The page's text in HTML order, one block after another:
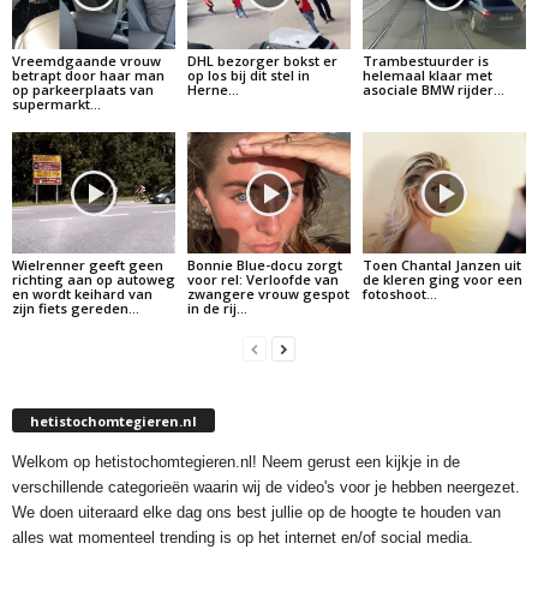
Vreemdgaande vrouw
betrapt door haar man
op parkeerplaats van
supermarkt…
DHL bezorger bokst er
op los bij dit stel in
Herne…
Trambestuurder is
helemaal klaar met
asociale BMW rijder…
Wielrenner geeft geen
richting aan op autoweg
en wordt keihard van
zijn fiets gereden…
Bonnie Blue-docu zorgt
voor rel: Verloofde van
zwangere vrouw gespot
in de rij…
Toen Chantal Janzen uit
de kleren ging voor een
fotoshoot…
hetistochomtegieren.nl
Welkom op hetistochomtegieren.nl! Neem gerust een kijkje in de
verschillende categorieën waarin wij de video's voor je hebben neergezet.
We doen uiteraard elke dag ons best jullie op de hoogte te houden van
alles wat momenteel trending is op het internet en/of social media.